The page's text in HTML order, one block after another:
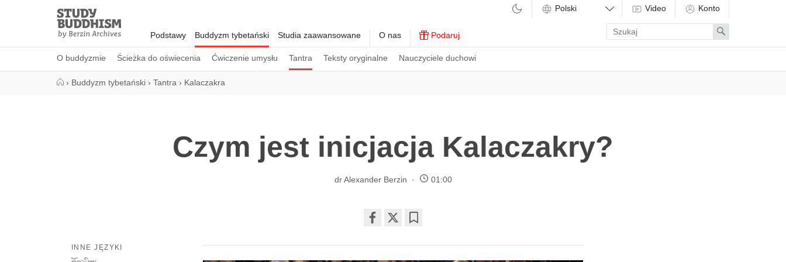
Study
Buddhism
Home
Podstawy Buddyzm tybetański
O buddyzmie Ścieżka do oświecenia Ćwiczenie umysłu Tantra Teksty oryginalne Nauczyciele duchowi
Studia zaawansowane O nas Podaruj
Video Konto
Enter
search
term
Search
› Buddyzm tybetański › Tantra › Kalaczakra
Czym jest inicjacja Kalaczakry?
dr Alexander Berzin 01:00
on
INNE JĘZYKI